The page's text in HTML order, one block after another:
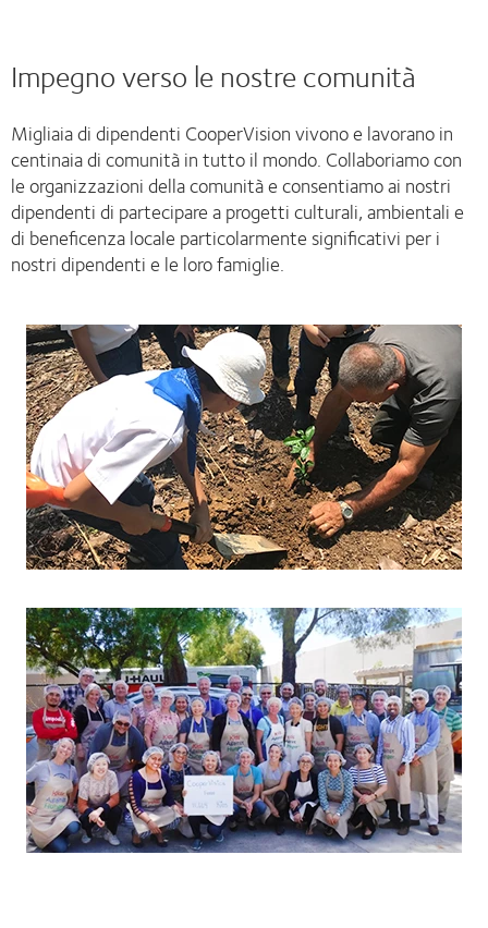
Impegno verso le nostre comunità
Migliaia di dipendenti CooperVision vivono e lavorano in
centinaia di comunità in tutto il mondo. Collaboriamo con
le organizzazioni della comunità e consentiamo ai nostri
dipendenti di partecipare a progetti culturali, ambientali e
di beneficenza locale particolarmente significativi per i
nostri dipendenti e le loro famiglie.